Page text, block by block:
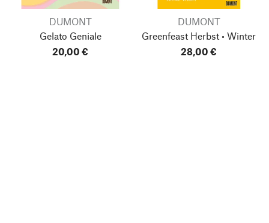
DUMONT
Gelato Geniale
20,00 €
DUMONT
Greenfeast Herbst • Winter
28,00 €